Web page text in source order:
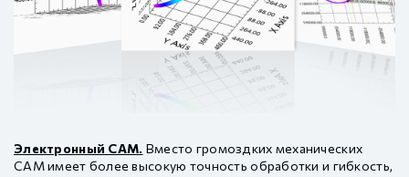
Электронный CAM. Вместо громоздких механических
CAM имеет более высокую точность обработки и гибкость,